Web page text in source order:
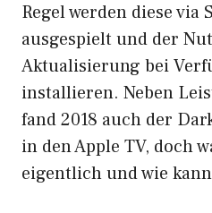
Regel werden diese via
ausgespielt und der
Aktualisierung bei
installieren. Neben
fand 2018 auch der
in den Apple TV, doch
eigentlich und wie